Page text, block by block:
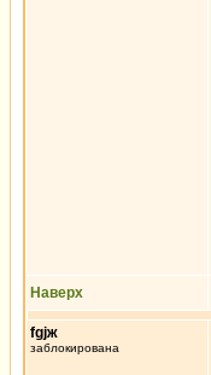
Наверх
fgjж
заблокирована